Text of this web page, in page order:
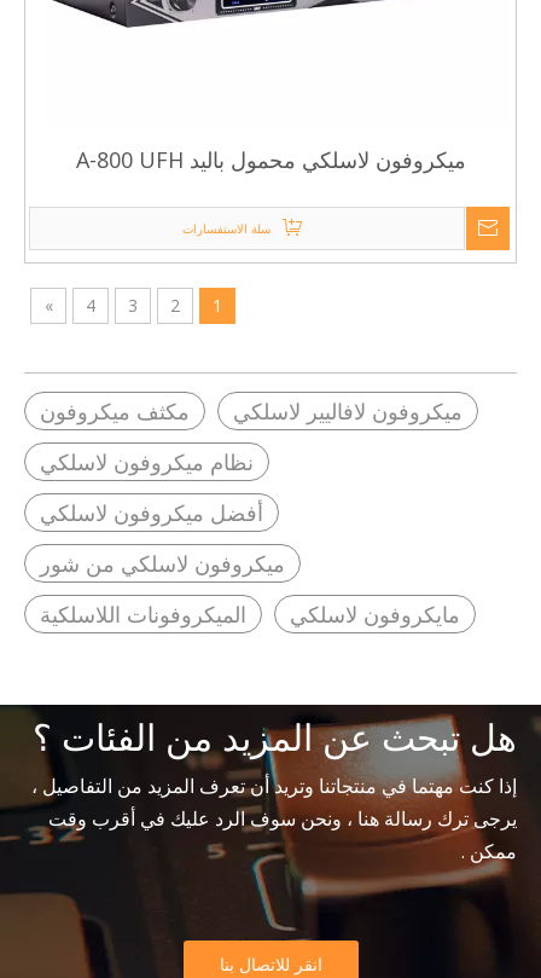
ميكروفون لاسلكي محمول باليد A-800 UFH
سلة الاستفسارات
1
2
3
4
»
مكثف ميكروفون
ميكروفون لافاليير لاسلكي
نظام ميكروفون لاسلكي
أفضل ميكروفون لاسلكي
ميكروفون لاسلكي من شور
الميكروفونات اللاسلكية
مايكروفون لاسلكي
هل تبحث عن المزيد من الفئات ؟
إذا كنت مهتما في منتجاتنا وتريد أن تعرف المزيد من التفاصيل ،
يرجى ترك رسالة هنا ، ونحن سوف الرد عليك في أقرب وقت
ممكن .
انقر للاتصال بنا